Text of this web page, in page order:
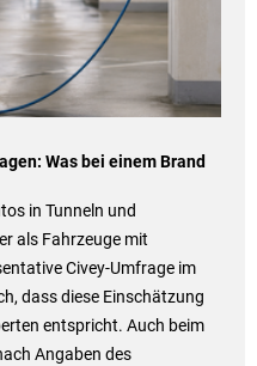
Was bei einem Brand
in Tunneln und
als Fahrzeuge mit
Civey-Umfrage im
dass diese Einschätzung
entspricht. Auch beim
Angaben des